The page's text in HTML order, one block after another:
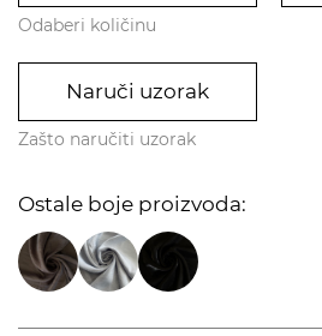
Odaberi količinu
Naruči uzorak
Zašto naručiti uzorak
Ostale boje proizvoda: